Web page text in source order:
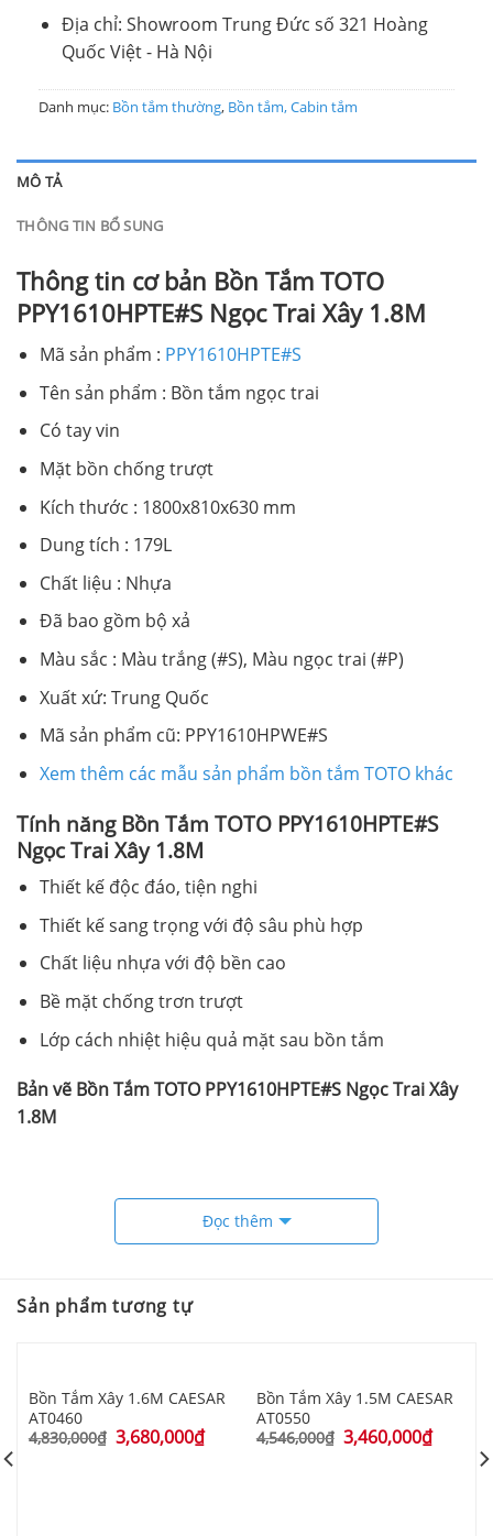
Địa chỉ: Showroom Trung Đức số 321 Hoàng
Quốc Việt - Hà Nội
Danh mục: Bồn tắm thường, Bồn tắm, Cabin tắm
MÔ TẢ
THÔNG TIN BỔ SUNG
Thông tin cơ bản Bồn Tắm TOTO
PPY1610HPTE#S Ngọc Trai Xây 1.8M
Mã sản phẩm : PPY1610HPTE#S
Tên sản phẩm : Bồn tắm ngọc trai
Có tay vin
Mặt bồn chống trượt
Kích thước : 1800x810x630 mm
Dung tích : 179L
Chất liệu : Nhựa
Đã bao gồm bộ xả
Màu sắc : Màu trắng (#S), Màu ngọc trai (#P)
Xuất xứ: Trung Quốc
Mã sản phẩm cũ: PPY1610HPWE#S
Xem thêm các mẫu sản phẩm bồn tắm TOTO khác
Tính năng Bồn Tắm TOTO PPY1610HPTE#S
Ngọc Trai Xây 1.8M
Thiết kế độc đáo, tiện nghi
Thiết kế sang trọng với độ sâu phù hợp
Chất liệu nhựa với độ bền cao
Bề mặt chống trơn trượt
Lớp cách nhiệt hiệu quả mặt sau bồn tắm
Bản vẽ Bồn Tắm TOTO PPY1610HPTE#S Ngọc Trai Xây
1.8M
Đọc thêm
Sản phẩm tương tự
Bồn Tắm Xây 1.6M CAESAR
AT0460
4,830,000₫ 3,680,000₫
Bồn Tắm Xây 1.5M CAESAR
AT0550
4,546,000₫ 3,460,000₫